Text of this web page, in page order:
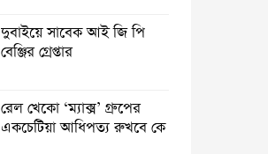
দুবাইয়ে সাবেক আই জি পি
বেঞ্জির গ্রেপ্তার
রেল খেকো ‘ম্যাক্স’ গ্রুপের
একচেটিয়া আধিপত্য রুখবে কে